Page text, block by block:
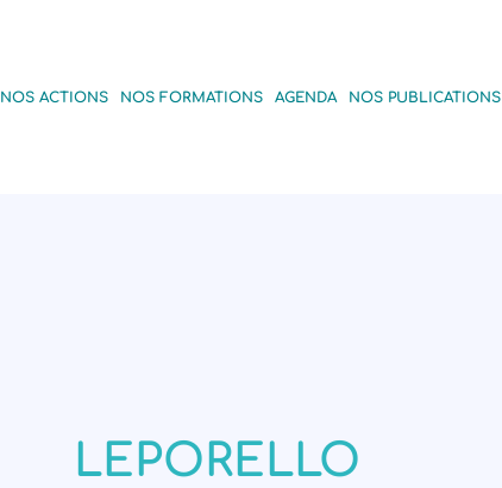
NOS ACTIONS NOS FORMATIONS AGENDA NOS PUBLICATIONS
LEPORELLO